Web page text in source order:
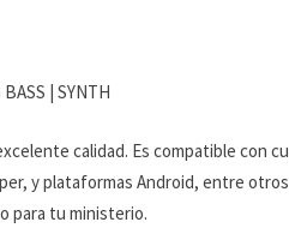
| SYNTH
calidad. Es compatible con
y plataformas Android, entre
para tu ministerio.